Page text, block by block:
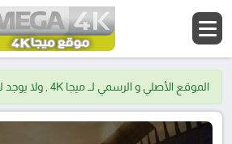
الموقع الأصلي و الرسمي لــ ميجا 4K , ولا يوجد لدينا موقع اخر.